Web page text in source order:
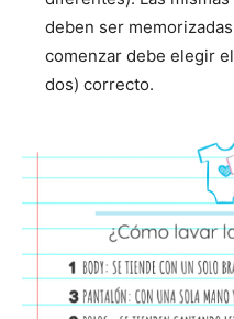
deben ser
comenzar debe elegir
dos) correcto.